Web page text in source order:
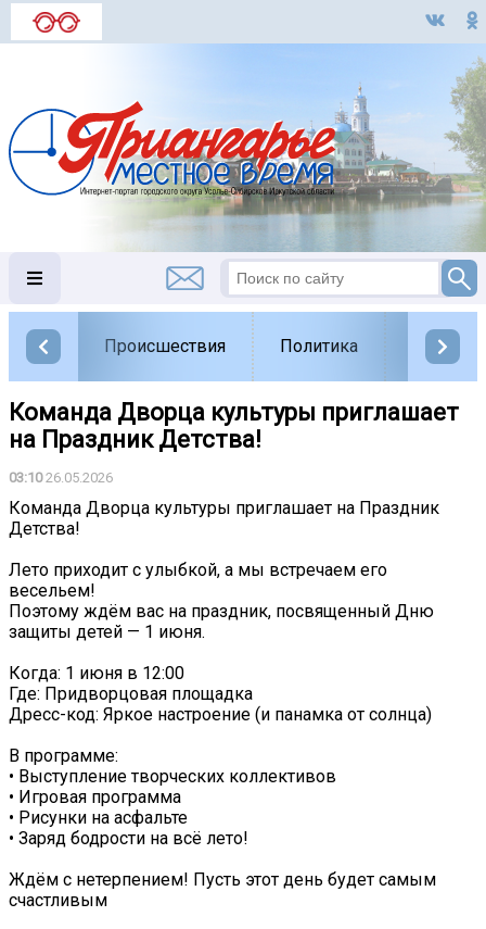
Происшествия Политика
Команда Дворца культуры приглашает
на Праздник Детства!
03:1026.05.2026
Команда Дворца культуры приглашает на Праздник
Детства!
Лето приходит с улыбкой, а мы встречаем его
весельем!
Поэтому ждём вас на праздник, посвященный Дню
защиты детей — 1 июня.
Когда: 1 июня в 12:00
Где: Придворцовая площадка
Дресс-код: Яркое настроение (и панамка от солнца) ️
В программе:
• Выступление творческих коллективов
• Игровая программа
• Рисунки на асфальте
• Заряд бодрости на всё лето!
Ждём с нетерпением! Пусть этот день будет самым
счастливым